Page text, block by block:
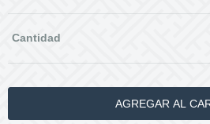
Cantidad